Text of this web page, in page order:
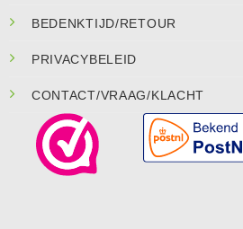
BEDENKTIJD/RETOUR
PRIVACYBELEID
CONTACT/VRAAG/KLACHT